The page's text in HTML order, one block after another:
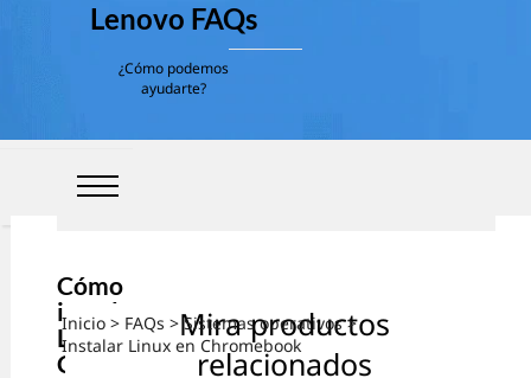
Inicio > FAQs >Sistemas operativos>
Instalar Linux en Chromebook
Lenovo FAQs
¿Cómo podemos
ayudarte?
Cómo
instalar
Linux en
Chromeb
Mira productos
relacionados